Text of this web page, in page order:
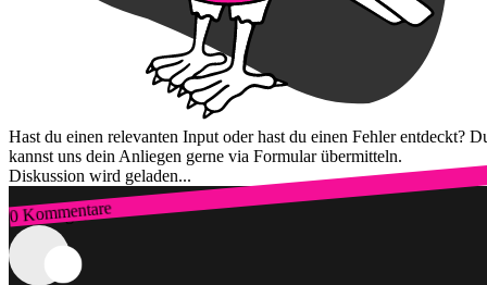
Hast du einen relevanten Input oder hast du einen Fehler entdeckt?
kannst uns dein Anliegen gerne via Formular übermitteln.
Diskussion wird geladen...
0 Kommentare
Zum Login